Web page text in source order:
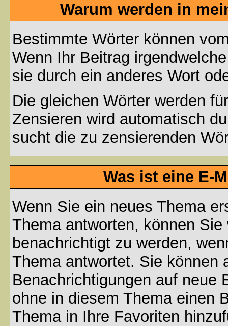
Warum werden in
Bestimmte Wörter können
Wenn Ihr Beitrag
sie durch ein anderes Wort
Die gleichen Wörter werden
Zensieren wird automatisch
sucht die zu zensierenden
Was ist eine E-
Wenn Sie ein neues Thema
Thema antworten, können
benachrichtigt zu werden,
Thema antwortet. Sie können
Benachrichtigungen auf neue
ohne in diesem Thema einen
Thema in Ihre Favoriten